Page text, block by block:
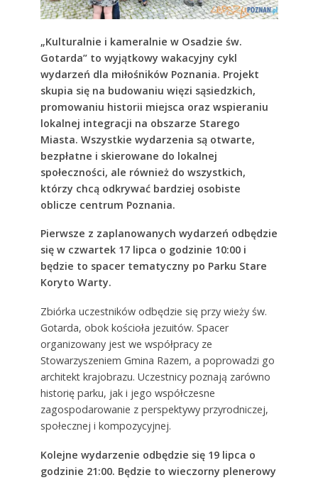
„Kulturalnie i kameralnie w Osadzie św.
Gotarda” to wyjątkowy wakacyjny cykl
wydarzeń dla miłośników Poznania. Projekt
skupia się na budowaniu więzi sąsiedzkich,
promowaniu historii miejsca oraz wspieraniu
lokalnej integracji na obszarze Starego
Miasta. Wszystkie wydarzenia są otwarte,
bezpłatne i skierowane do lokalnej
społeczności, ale również do wszystkich,
którzy chcą odkrywać bardziej osobiste
oblicze centrum Poznania.
Pierwsze z zaplanowanych wydarzeń odbędzie
się w czwartek 17 lipca o godzinie 10:00 i
będzie to spacer tematyczny po Parku Stare
Koryto Warty.
Zbiórka uczestników odbędzie się przy wieży św.
Gotarda, obok kościoła jezuitów. Spacer
organizowany jest we współpracy ze
Stowarzyszeniem Gmina Razem, a poprowadzi go
architekt krajobrazu. Uczestnicy poznają zarówno
historię parku, jak i jego współczesne
zagospodarowanie z perspektywy przyrodniczej,
społecznej i kompozycyjnej.
Kolejne wydarzenie odbędzie się 19 lipca o
godzinie 21:00. Będzie to wieczorny plenerowy